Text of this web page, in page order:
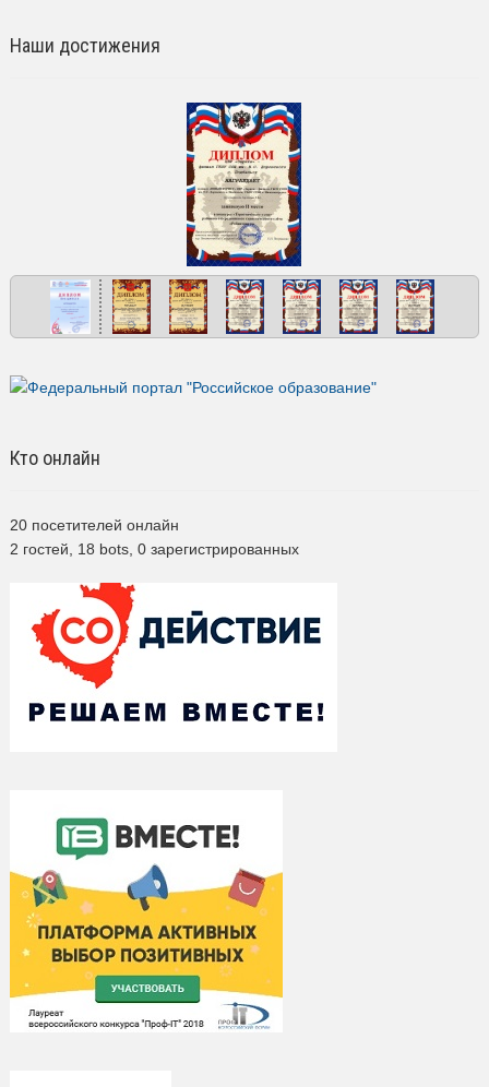
Наши достижения
Кто онлайн
20 посетителей онлайн
2 гостей,
18 bots, 0 зарегистрированных